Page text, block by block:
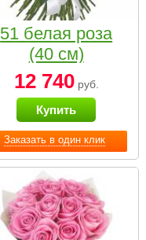
Заказать в один клик
51 белая роза
(40 см)
12 740руб.
Купить